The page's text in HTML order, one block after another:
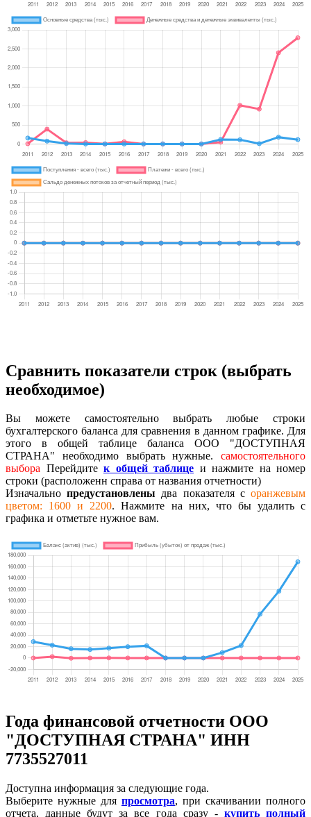
Сравнить показатели строк (выбрать
необходимое)
Вы можете самостоятельно выбрать любые строки
бухгалтерского баланса для сравнения в данном графике. Для
этого в общей таблице баланса ООО "ДОСТУПНАЯ
СТРАНА" необходимо выбрать нужные. самостоятельного
выбора Перейдите к общей таблице и нажмите на номер
строки (расположенн справа от названия отчетности)
Изначальнопредустановлены два показателя соранжевым
цветом: 1600 и 2200. Нажмите на них, что бы удалить с
графика и отметьте нужное вам.
Года финансовой отчетности ООО
"ДОСТУПНАЯ СТРАНА" ИНН
7735527011
Доступна информация за следующие года.
Выберите нужные для просмотра, при скачивании полного
отчета, данные будут за все года сразу - купить полный